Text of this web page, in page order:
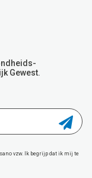
Gewest.
vzw. Ik begrijp dat ik mij te